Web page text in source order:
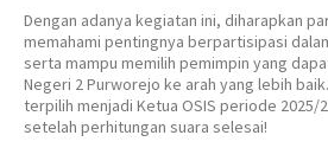
Dengan adanya kegiatan ini, diharapkan
memahami pentingnya berpartisipasi
serta mampu memilih pemimpin yang
Negeri 2 Purworejo ke arah yang lebih
terpilih menjadi Ketua OSIS periode 2025/
setelah perhitungan suara selesai!